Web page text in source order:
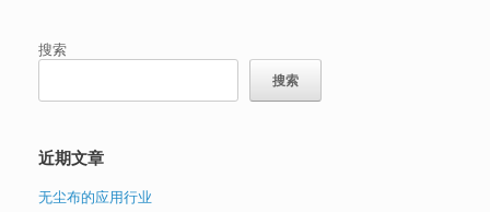
搜索
搜索
近期文章
无尘布的应用行业